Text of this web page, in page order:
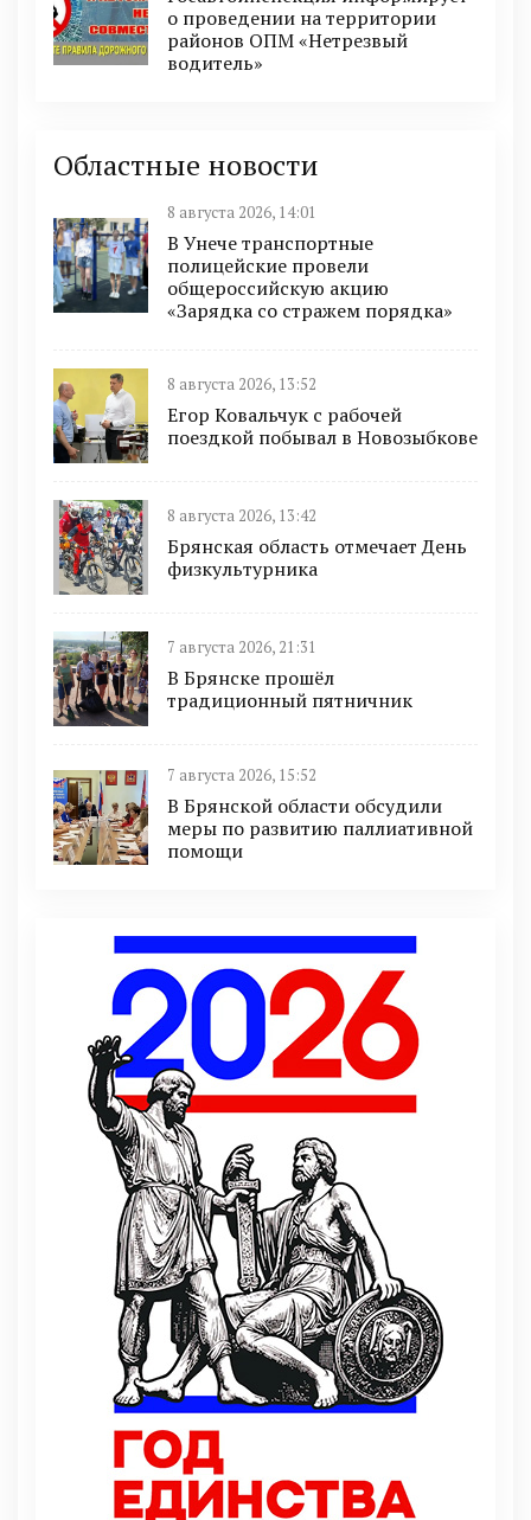
о проведении на территории
районов ОПМ «Нетрезвый
водитель»
Областные новости
8 августа 2026, 14:01
В Унече транспортные
полицейские провели
общероссийскую акцию
«Зарядка со стражем порядка»
8 августа 2026, 13:52
Егор Ковальчук с рабочей
поездкой побывал в Новозыбкове
8 августа 2026, 13:42
Брянская область отмечает День
физкультурника
7 августа 2026, 21:31
В Брянске прошёл
традиционный пятничник
7 августа 2026, 15:52
В Брянской области обсудили
меры по развитию паллиативной
помощи